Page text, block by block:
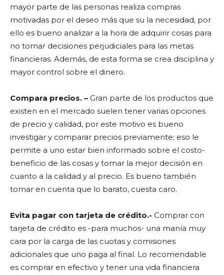
mayor parte de las personas realiza compras
motivadas por el deseo más que su la necesidad, por
ello es bueno analizar a la hora de adquirir cosas para
no tomar decisiones perjudiciales para las metas
financieras. Además, de esta forma se crea disciplina y
mayor control sobre el dinero.
Compara precios. – Gran parte de los productos que
existen en el mercado suelen tener varias opciones
de precio y calidad, por este motivo es bueno
investigar y comparar precios previamente; eso le
permite a uno estar bien informado sobre el costo-
beneficio de las cosas y tomar la mejor decisión en
cuanto a la calidad y al precio. Es bueno también
tomar en cuenta que lo barato, cuesta caro.
Evita pagar con tarjeta de crédito.- Comprar con
tarjeta de crédito es -para muchos- una manía muy
cara por la carga de las cuotas y comisiones
adicionales que uno paga al final. Lo recomendable
es comprar en efectivo y tener una vida financiera